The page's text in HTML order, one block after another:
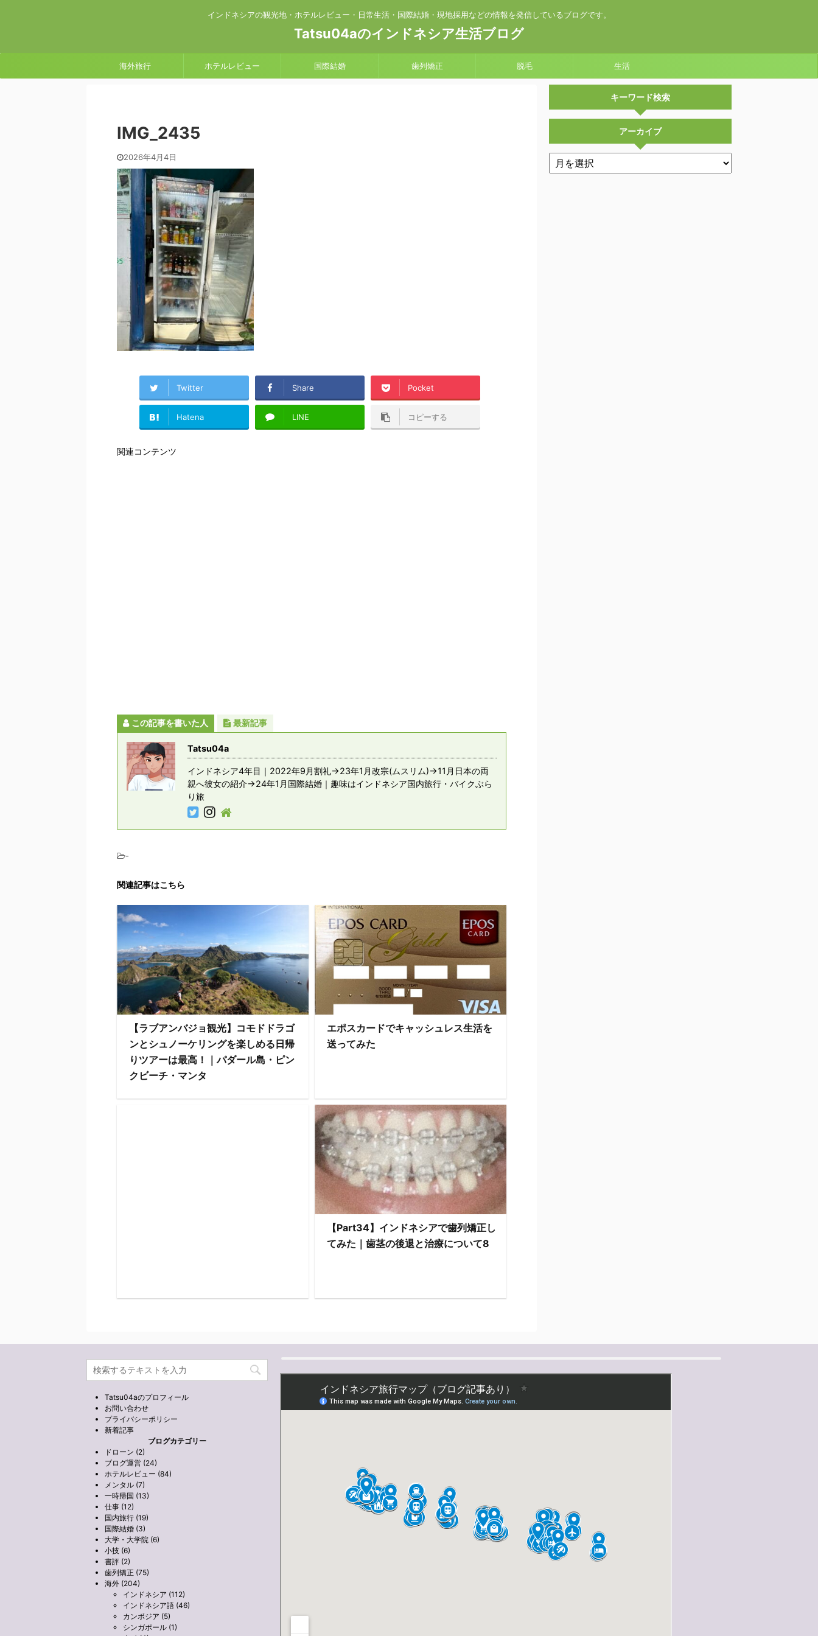
インドネシアの観光地・ホテルレビュー・日常生活・国際結婚・現地採用などの情報を発信しているブログです。
Tatsu04aのインドネシア生活ブログ
海外旅行 ホテルレビュー 国際結婚 歯列矯正 脱毛 生活
IMG_2435
2026年4月4日
Twitter Share Pocket
Hatena LINE コピーする
関連コンテンツ
この記事を書いた人 最新記事
Tatsu04a
インドネシア4年目｜2022年9月割礼→23年1月改宗(ムスリム)→11月日本の両
親へ彼女の紹介→24年1月国際結婚｜趣味はインドネシア国内旅行・バイクぶら
り旅
-
関連記事はこちら
【ラブアンバジョ観光】コモドドラゴ
ンとシュノーケリングを楽しめる日帰
りツアーは最高！｜パダール島・ピン
クビーチ・マンタ
エポスカードでキャッシュレス生活を
送ってみた
【Part34】インドネシアで歯列矯正し
てみた｜歯茎の後退と治療について8
キーワード検索
アーカイブ
Tatsu04aのプロフィール
お問い合わせ
プライバシーポリシー
新着記事
ブログカテゴリー
ドローン (2)
ブログ運営 (24)
ホテルレビュー (84)
メンタル (7)
一時帰国 (13)
仕事 (12)
国内旅行 (19)
国際結婚 (3)
大学・大学院 (6)
小技 (6)
書評 (2)
歯列矯正 (75)
海外 (204)
インドネシア (112)
インドネシア語 (46)
カンボジア (5)
シンガポール (1)